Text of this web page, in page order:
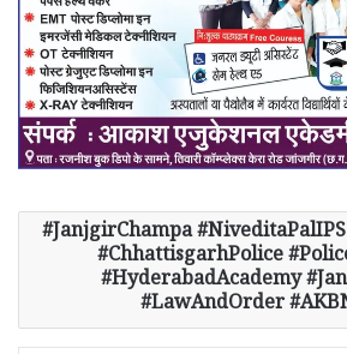
JanjgirChampa
#ChhattisgarhPolice
#HyderabadAcademy
#LawAndOrder